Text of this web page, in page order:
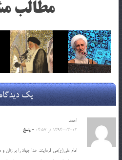
مطالب
یک
احمد
1394-03-02 در 04:57 - پاسخ
امام علی(ع)می فرمایند: خدا جهاد را بر زنان